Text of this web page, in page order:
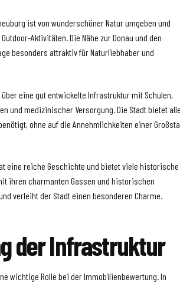
ist von wunderschöner Natur umgeben und
Aktivitäten. Die Nähe zur Donau und den
besonders attraktiv für Naturliebhaber und
eine gut entwickelte Infrastruktur mit Schulen,
und medizinischer Versorgung. Die Stadt bietet
ohne auf die Annehmlichkeiten einer
eine reiche Geschichte und bietet viele historische
ihren charmanten Gassen und historischen
verleiht der Stadt einen besonderen Charme.
der Infrastruktur
wichtige Rolle bei der Immobilienbewertung. In